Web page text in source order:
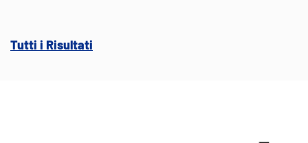
Tutti i Risultati